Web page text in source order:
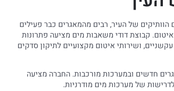
של העיר, רבים מהמאגרים כבר פעילים
קבוצת דודי משאבות מים מציעה פתרונות
ושירותי איטום מקצועיים לתיקון סדקים
חדשים ובמערכות מורכבות. החברה מציעה
של מערכות מים מודרניות.